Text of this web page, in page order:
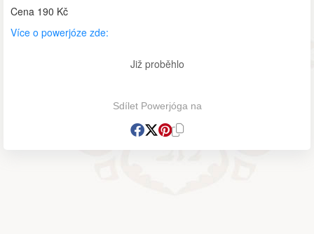
Cena 190 Kč
Více o powerjóze zde:
Již proběhlo
Sdílet Powerjóga na